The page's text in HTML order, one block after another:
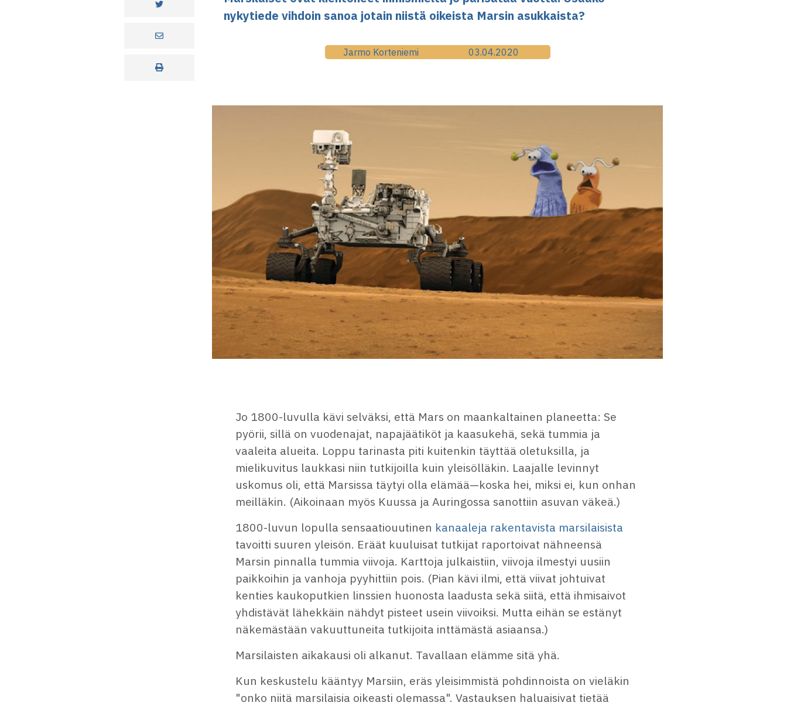
nykytiede vihdoin sanoa jotain niistä oikeista Marsin asukkaista?
Jarmo Korteniemi 03.04.2020
Jo 1800-luvulla kävi selväksi, että Mars on maankaltainen planeetta: Se
pyörii, sillä on vuodenajat, napajäätiköt ja kaasukehä, sekä tummia ja
vaaleita alueita. Loppu tarinasta piti kuitenkin täyttää oletuksilla, ja
mielikuvitus laukkasi niin tutkijoilla kuin yleisölläkin. Laajalle levinnyt
uskomus oli, että Marsissa täytyi olla elämää—koska hei, miksi ei, kun onhan
meilläkin. (Aikoinaan myös Kuussa ja Auringossa sanottiin asuvan väkeä.)
1800-luvun lopulla sensaatiouutinen kanaaleja rakentavista marsilaisista
tavoitti suuren yleisön. Eräät kuuluisat tutkijat raportoivat nähneensä
Marsin pinnalla tummia viivoja. Karttoja julkaistiin, viivoja ilmestyi uusiin
paikkoihin ja vanhoja pyyhittiin pois. (Pian kävi ilmi, että viivat johtuivat
kenties kaukoputkien linssien huonosta laadusta sekä siitä, että ihmisaivot
yhdistävät lähekkäin nähdyt pisteet usein viivoiksi. Mutta eihän se estänyt
näkemästään vakuuttuneita tutkijoita inttämästä asiaansa.)
Marsilaisten aikakausi oli alkanut. Tavallaan elämme sitä yhä.
Kun keskustelu kääntyy Marsiin, eräs yleisimmistä pohdinnoista on vieläkin
"onko niitä marsilaisia oikeasti olemassa". Vastauksen haluaisivat tietää